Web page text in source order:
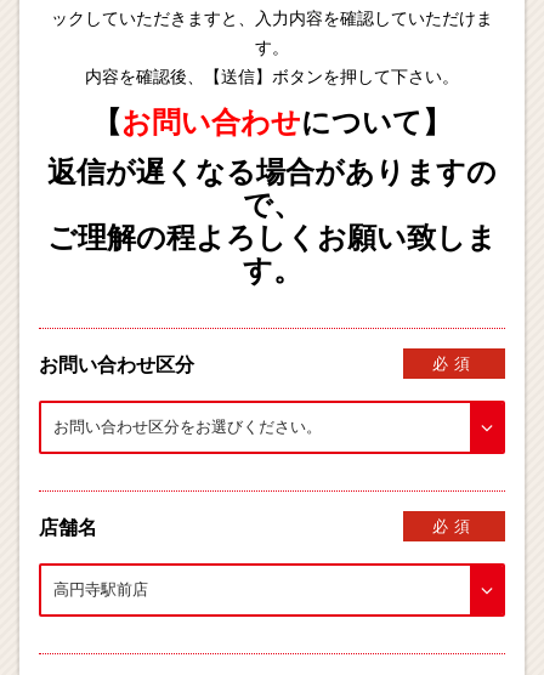
ックしていただきますと、入力内容を確認していただけま
す。
内容を確認後、【送信】ボタンを押して下さい。
【お問い合わせについて】
返信が遅くなる場合がありますの
で、
ご理解の程よろしくお願い致しま
す。
お問い合わせ区分 必須
店舗名 必須